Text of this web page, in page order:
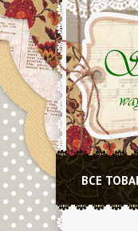
ВСЕ